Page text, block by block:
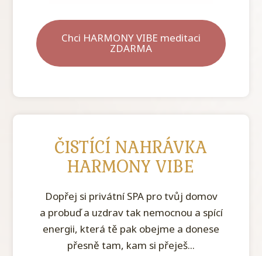
Chci HARMONY VIBE meditaci
ZDARMA
ČISTÍCÍ NAHRÁVKA
HARMONY VIBE
Dopřej si privátní SPA pro tvůj domov
a probuď a uzdrav tak nemocnou a spící
energii, která tě pak obejme a donese
přesně tam, kam si přeješ...